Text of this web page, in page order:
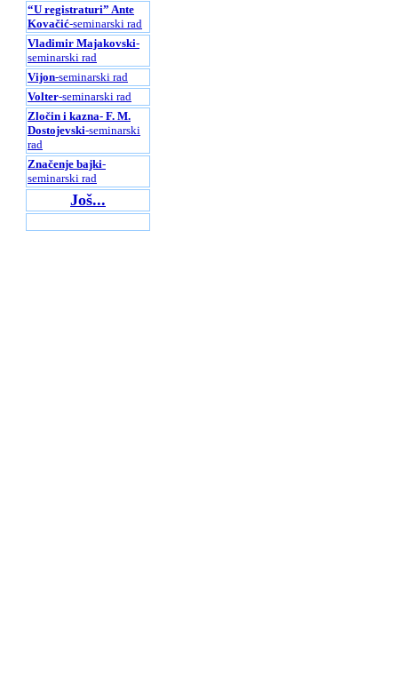
“U registraturi” Ante
Kovačić-seminarski rad
Vladimir Majakovski-
seminarski rad
Vijon-seminarski rad
Volter-seminarski rad
Zločin i kazna- F. M.
Dostojevski-seminarski
rad
Značenje bajki-
seminarski rad
Još...